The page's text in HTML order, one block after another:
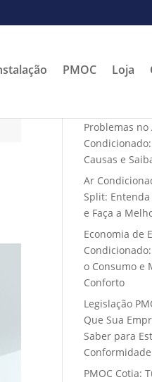
PMOC Loja
Problemas no
Causas e
Ar
Split:
e Faça a
Economia de
o Consumo e
Conforto
Legislação
Que Sua
Saber para
Conformidade
PMOC Cotia: